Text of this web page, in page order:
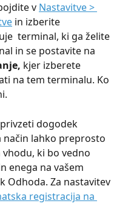
v Nastavitve >
in izberite
terminal, ki ga želite
in se postavite na
kjer izberete
na tem terminalu. Ko
dogodek
način lahko preprosto
ki bo vedno
enega na vašem
Odhoda. Za nastavitev
registracija na